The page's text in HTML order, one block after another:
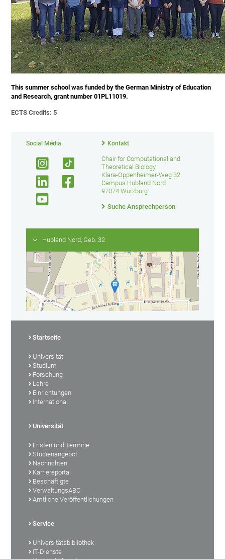
This summer school was funded by the German Ministry of Education
and Research, grant number 01PL11019.
ECTS Credits: 5
Social Media Kontakt
Chair for Computational and
Theoretical Biology
Klara-Oppenheimer-Weg 32
Campus Hubland Nord
97074 Würzburg
Suche Ansprechperson
Hubland Nord, Geb. 32
Startseite
Universität
Studium
Forschung
Lehre
Einrichtungen
International
Universität
Fristen und Termine
Studienangebot
Nachrichten
Karriereportal
Beschäftigte
VerwaltungsABC
Amtliche Veröffentlichungen
Service
Universitätsbibliothek
IT-Dienste